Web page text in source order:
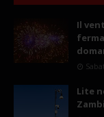
Il
Lite